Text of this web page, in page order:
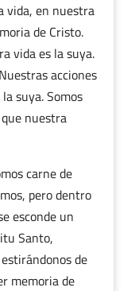
vida, en nuestra
de Cristo.
vida es la suya.
acciones
suya. Somos
nuestra
carne de
pero dentro
esconde un
Santo,
de
memoria de